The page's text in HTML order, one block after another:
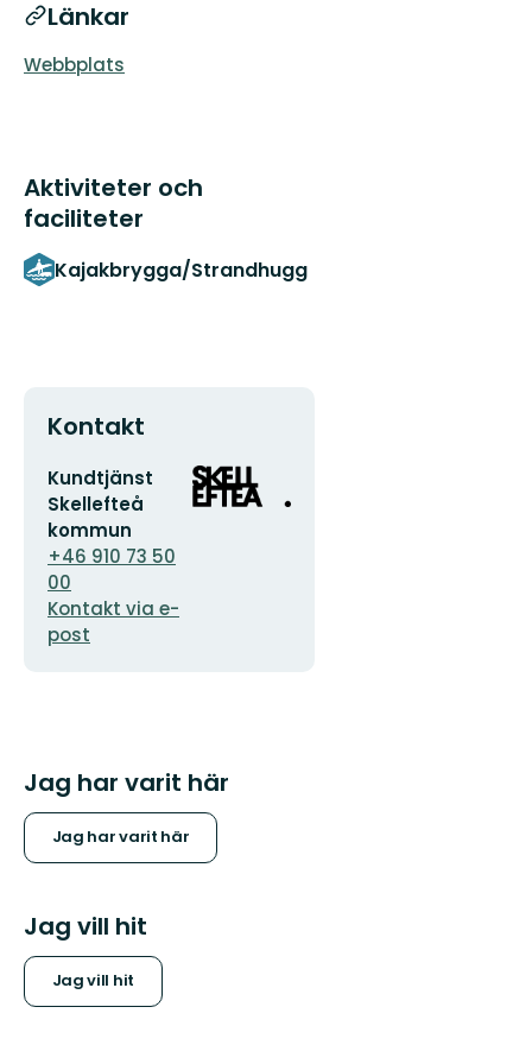
Länkar
Webbplats
Aktiviteter och
faciliteter
Kajakbrygga/Strandhugg
Kontakt
E-
postadress
Kundtjänst
Skellefteå
kommun
+46 910 73 50
00
Kontakt via e-
post
Organisationens
logotyp
Jag har varit här
Jag har varit här
Jag vill hit
Jag vill hit